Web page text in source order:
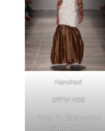
Handred
SPFW N58
Foto: Ze Takahashi /
@agfotosite